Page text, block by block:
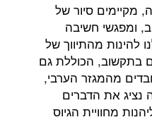
מקיימים סיור של
ומפגשי חשיבה
מהתיווך של
בתקשוב, הכוללת גם
מהמגזר הערבי,
נציג את הדברים
מחוויית הגיוס